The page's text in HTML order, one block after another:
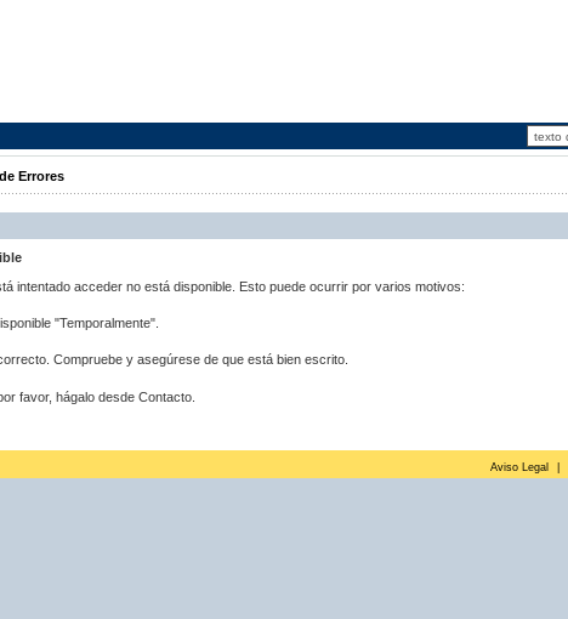
Errores
intentado acceder no está disponible. Esto puede ocurrir por varios motivos:
"Temporalmente".
Compruebe y asegúrese de que está bien escrito.
favor, hágalo desde Contacto.
Aviso Legal